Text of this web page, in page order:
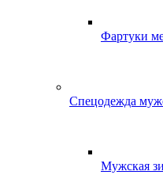
Фартуки
Спецодежда
Мужская